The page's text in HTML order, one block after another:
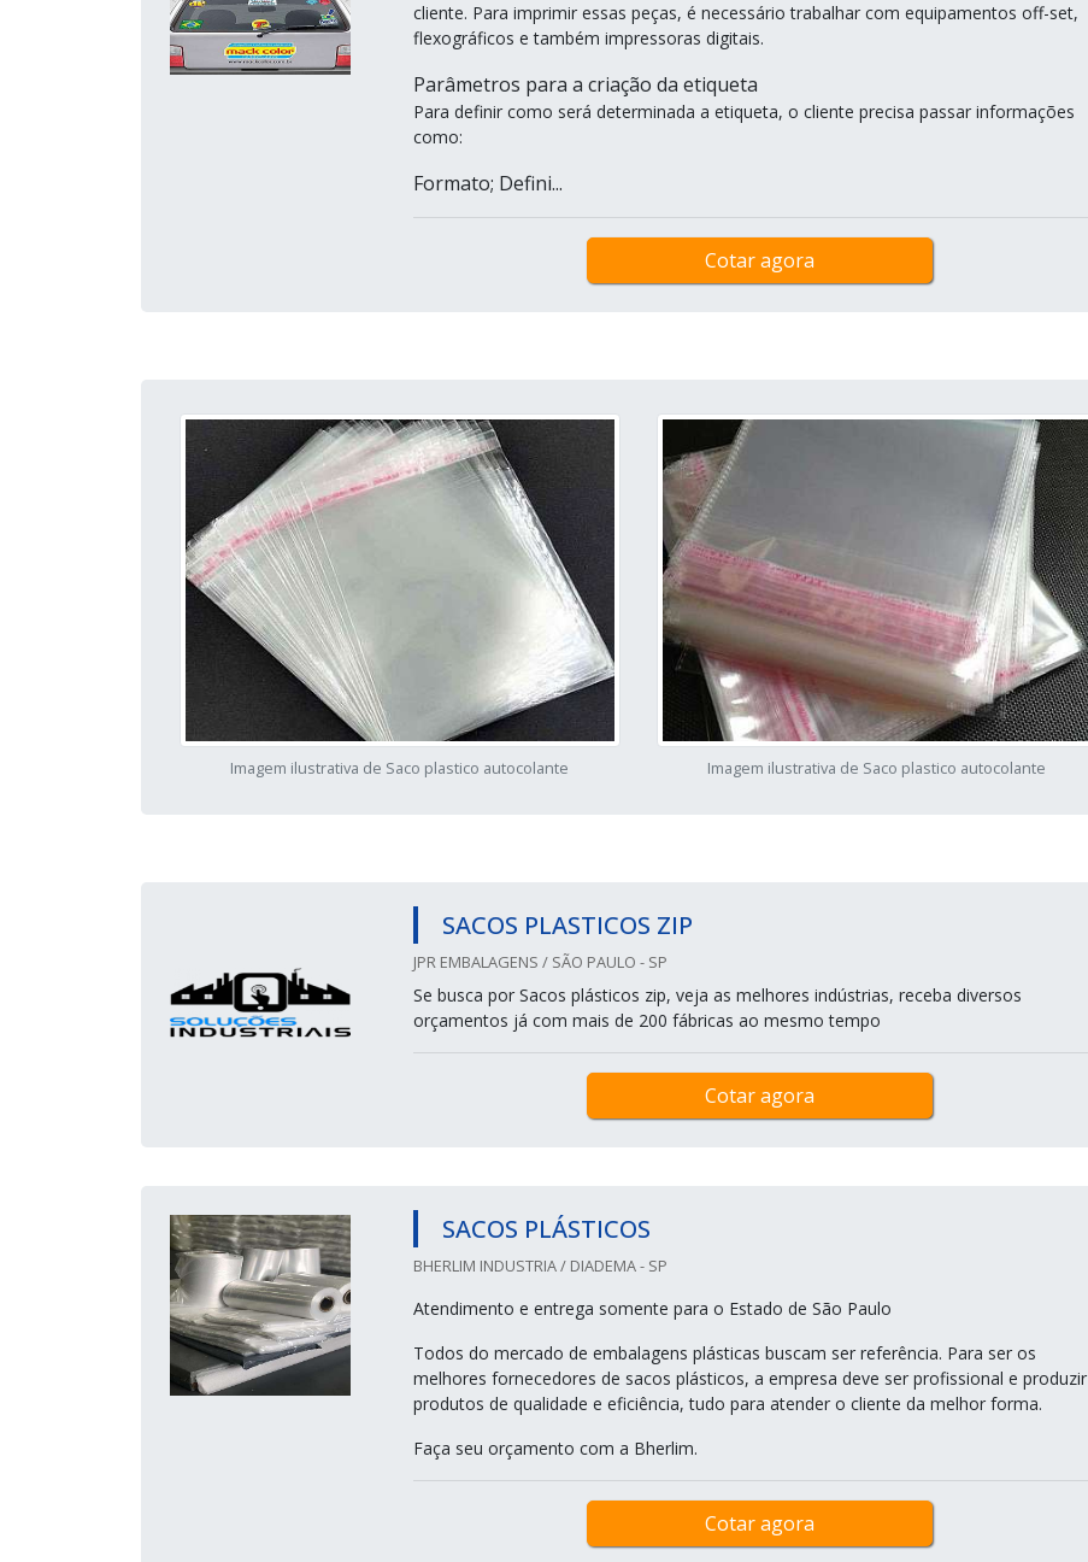
cliente. Para imprimir essas peças, é necessário trabalhar com equipamentos off-set,
flexográficos e também impressoras digitais.
Parâmetros para a criação da etiqueta
Para definir como será determinada a etiqueta, o cliente precisa passar informações
como:
Formato; Defini...
Cotar agora
Imagem ilustrativa de Saco plastico autocolante Imagem ilustrativa de Saco plastico autocolante
SACOS PLASTICOS ZIP
JPR EMBALAGENS / SÃO PAULO - SP
Se busca por Sacos plásticos zip, veja as melhores indústrias, receba diversos
orçamentos já com mais de 200 fábricas ao mesmo tempo
Cotar agora
SACOS PLÁSTICOS
BHERLIM INDUSTRIA / DIADEMA - SP
Atendimento e entrega somente para o Estado de São Paulo
Todos do mercado de embalagens plásticas buscam ser referência. Para ser os
melhores fornecedores de sacos plásticos, a empresa deve ser profissional e produzir
produtos de qualidade e eficiência, tudo para atender o cliente da melhor forma.
Faça seu orçamento com a Bherlim.
Cotar agora